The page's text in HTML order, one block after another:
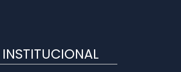
INSTITUCIONAL